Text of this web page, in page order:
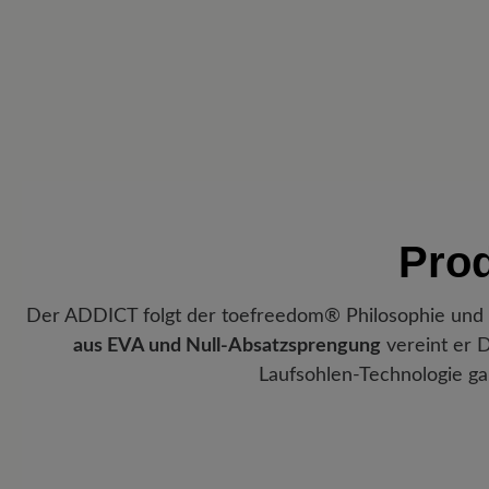
Der ADDICT folgt der toefreedom® Philosophie
aus EVA und Null-Absatzsprengung vereint er
Laufsohlen-Technologie